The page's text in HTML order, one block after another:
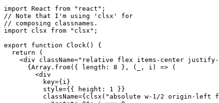
Image 06597167696f
// Note that I'm using 'clsx' for
// composing classnames.
import clsx from "clsx";
export function Clock() {
<div className="relative flex items-center
      {Array.from({ length: 8 }, (_, i) => (